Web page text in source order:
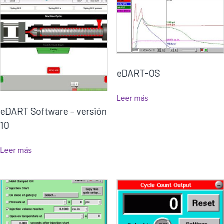
eDART Software – versión
10
Leer más
eDART-OS
Leer más